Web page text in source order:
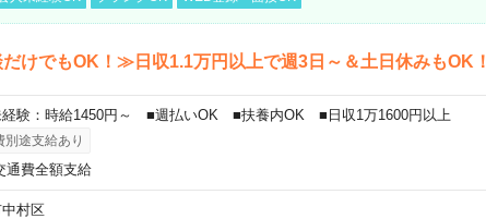
けでもOK！≫日収1.1万円以上で週3日～＆土日休みもOK！
経験：時給1450円～ ■週払いOK ■扶養内OK ■日収1万1600円以上
別途支給あり
通費全額支給
村区